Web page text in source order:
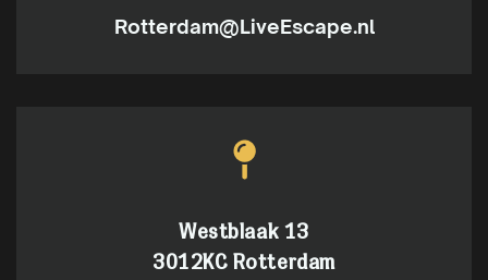
Rotterdam@LiveEscape.nl
Westblaak 13
3012KC Rotterdam